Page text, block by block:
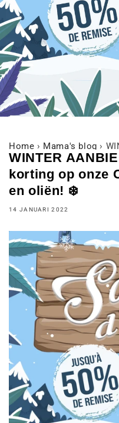
Home › Mama's blog ›
WINTER
korting op onze
en oliën! ❄️
14 JANUARI 2022